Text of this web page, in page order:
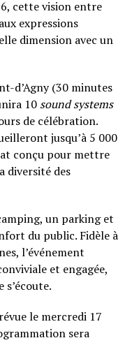
cette vision entre
expressions
dimension avec un
d’Agny (30 minutes
10 sound systems
de célébration.
jusqu’à 5 000
conçu pour mettre
diversité des
un parking et
du public. Fidèle à
l’événement
et engagée,
s’écoute.
le mercredi 17
sera